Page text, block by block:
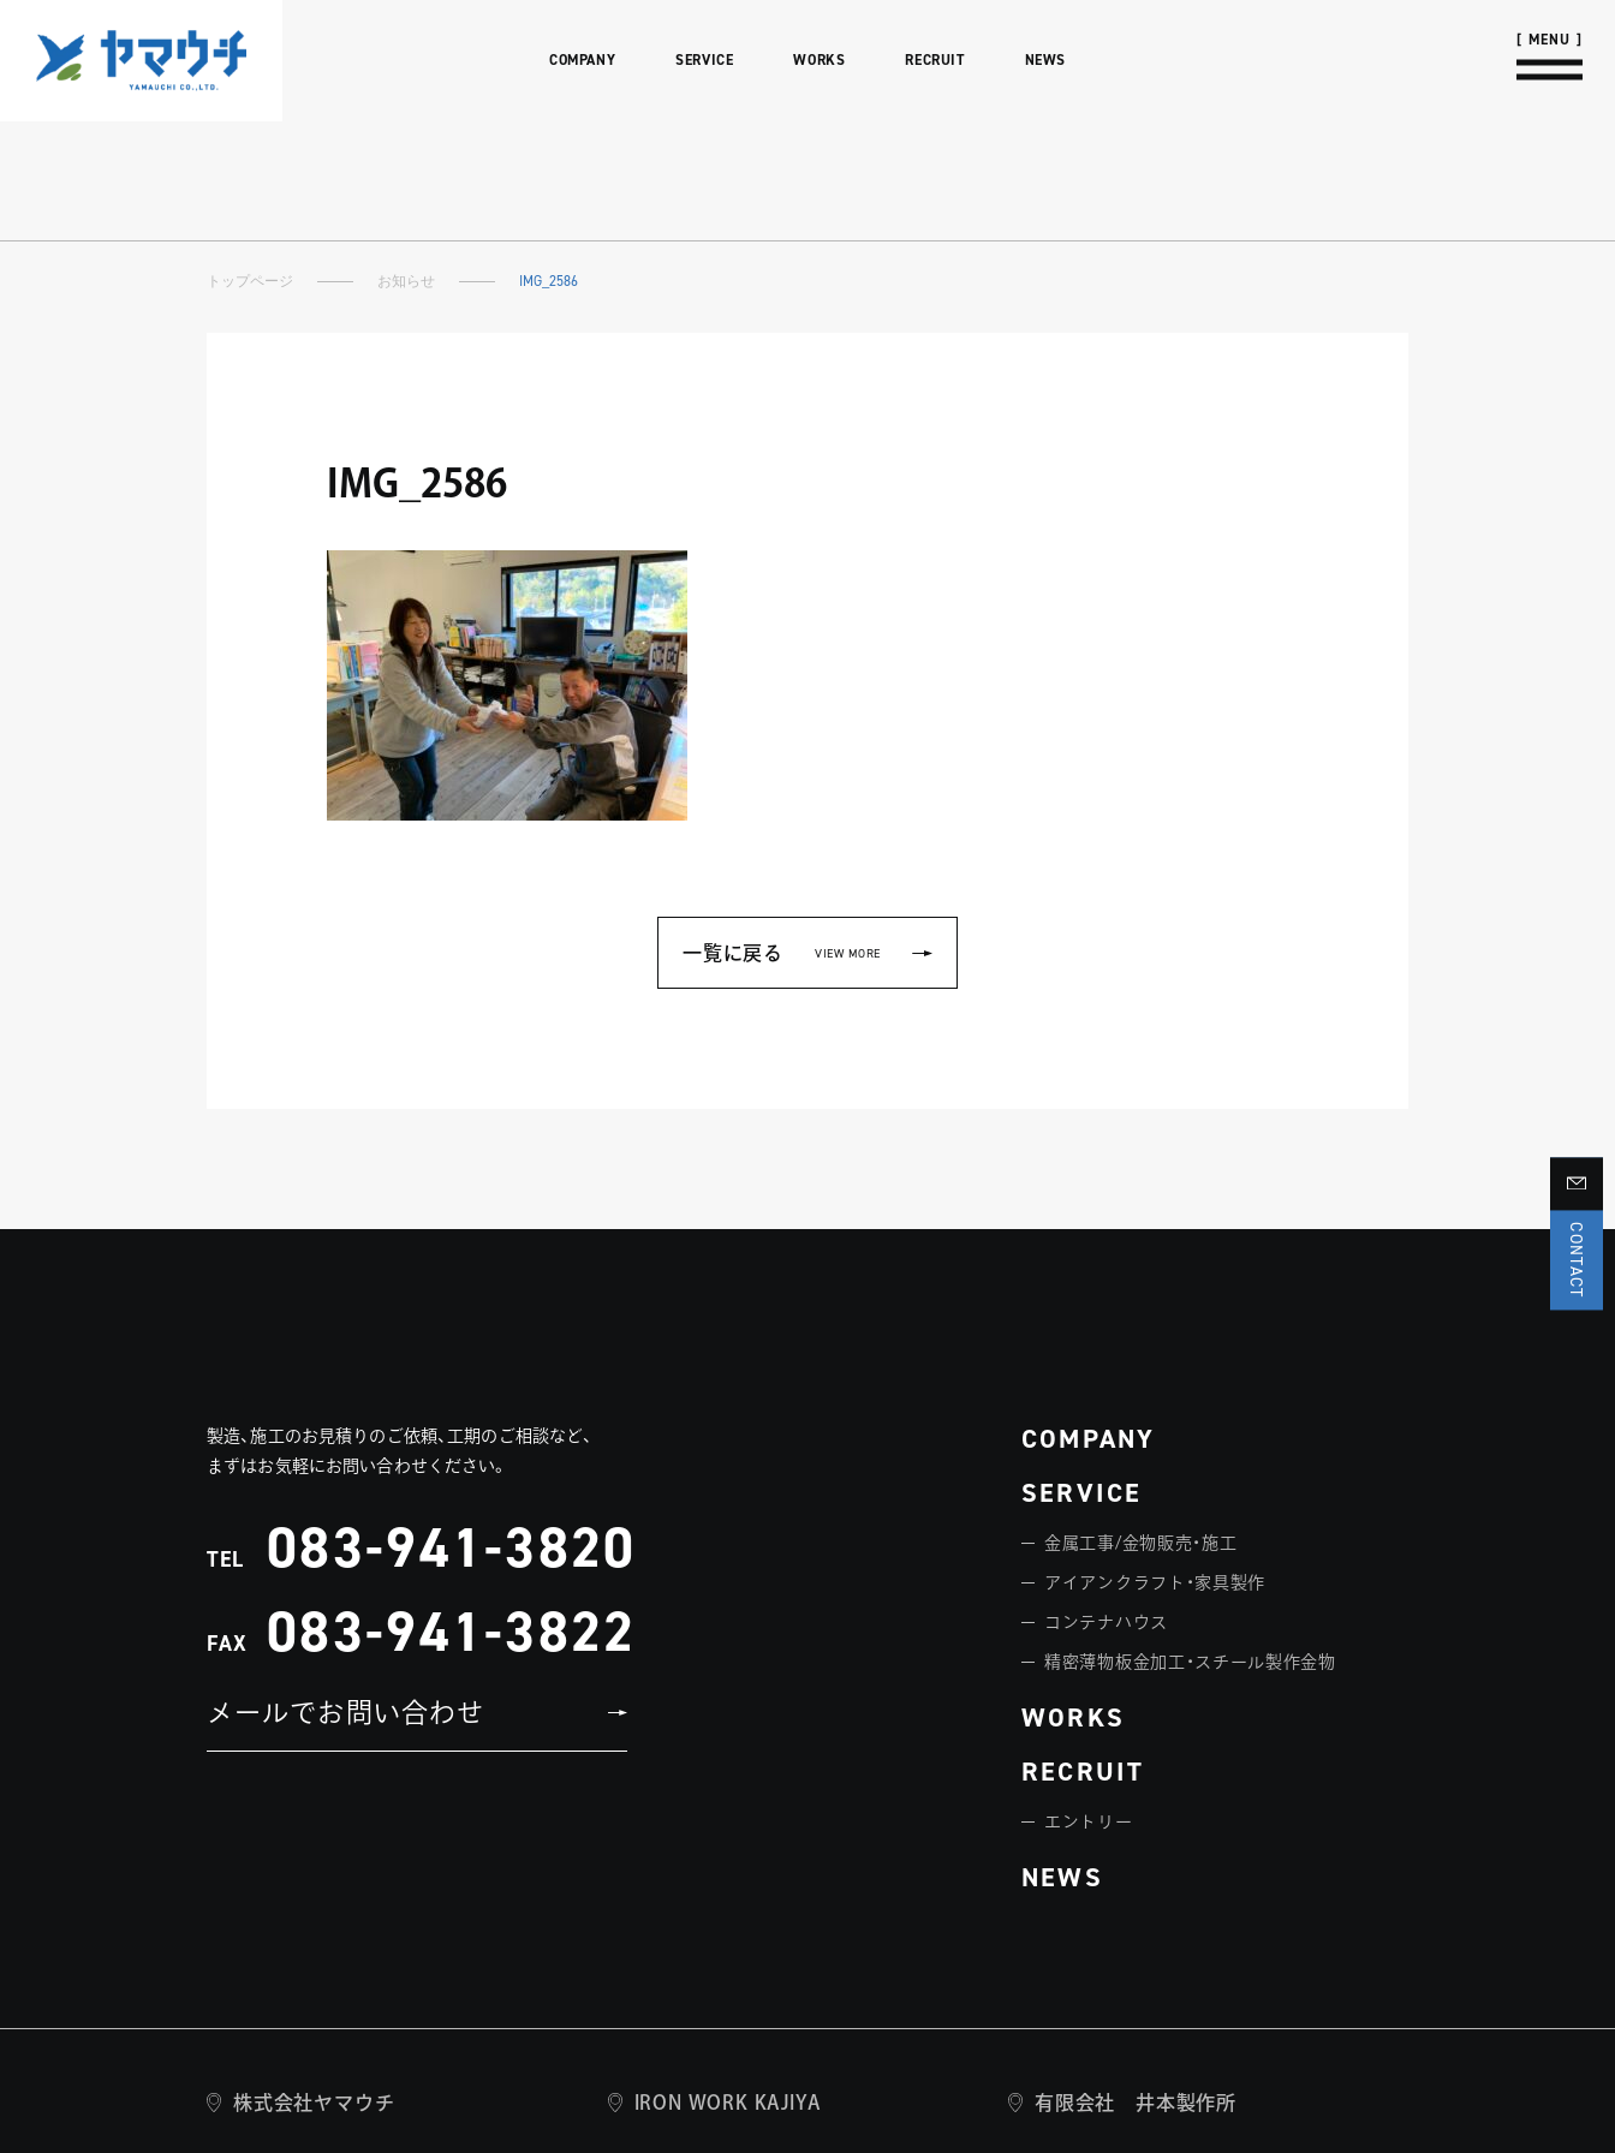
COMPANY SERVICE WORKS RECRUIT NEWS
トップページ お知らせ IMG_2586
IMG_2586
一覧に戻る VIEW MORE
CONTACT
製造、施工のお見積りのご依頼、工期のご相談など、
まずはお気軽にお問い合わせください。
TEL 083-941-3820
FAX 083-941-3822
メールでお問い合わせ
COMPANY
SERVICE
金属工事/金物販売・施工
アイアンクラフト・家具製作
コンテナハウス
精密薄物板金加工・スチール製作金物
WORKS
RECRUIT
エントリー
NEWS
株式会社ヤマウチ IRON WORK KAJIYA 有限会社 井本製作所